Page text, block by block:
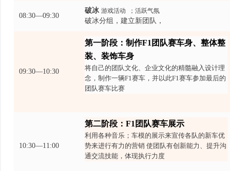
08:30—09:30
破冰 游戏活动 ；活跃气氛
破冰分组，建立新团队，
09:30—10:30
第一阶段：制作F1团队赛车身、整体整
装、装饰车身
将自己的团队文化、企业文化的精髓融入设计理
念，制作一辆F1赛车，并以此F1赛车参加最后的
团队赛车比赛
10:30—11:00
第二阶段：F1团队赛车展示
利用各种音乐；车模的展示来宣传各队的新车优
势来进行有力的营销 使团队有创新能力、提升沟
通交流技能，体现执行力度